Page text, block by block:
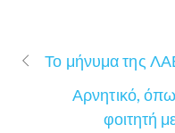
Το μήνυμα της
Αρνητικό,
φοιτητή